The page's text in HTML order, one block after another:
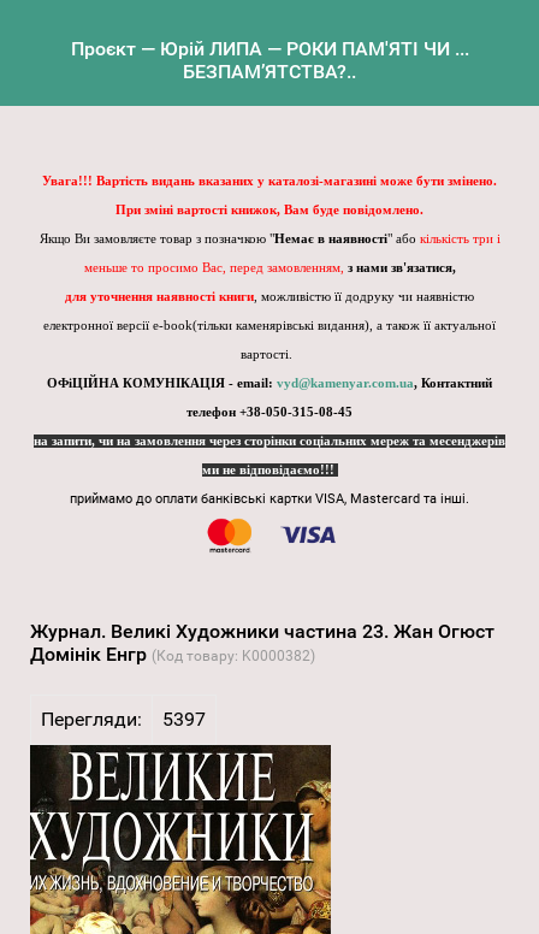
Проєкт — Юрій ЛИПА — РОКИ ПАМ'ЯТІ ЧИ ...
БЕЗПАМ’ЯТСТВА?..
Увага!!! Вартість видань вказаних у каталозі-магазині може бути змінено.
При зміні вартості книжок, Вам буде повідомлено.
Якщо Ви замовляєте товар з позначкою "Немає в наявності" або кількість три і
меньше то просимо Вас, перед замовленням, з нами зв'язатися,
для уточнення наявності книги , можливістю її додруку чи наявністю
електронної версії e-book(тільки каменярівські видання), а також її актуальної
вартості.
ОФіЦІЙНА КОМУНІКАЦІЯ - email: vyd@kamenyar.com.ua, Контактний
телефон +38-050-315-08-45
на запити, чи на замовлення через сторінки соціальних мереж та месенджерів
ми не відповідаємо!!!
приймамо до оплати банківські картки VISA, Mastercard та інші.
Журнал. Великі Художники частина 23. Жан Огюст
Домінік Енгр (Код товару: K0000382)
Перегляди: 5397